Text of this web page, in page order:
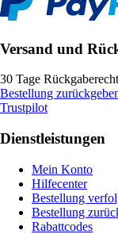
Versand und
30 Tage Rückgaberecht
Bestellung
Trustpilot
Dienstleistungen
Mein Konto
Hilfecenter
Bestellung
Bestellung
Rabattcodes